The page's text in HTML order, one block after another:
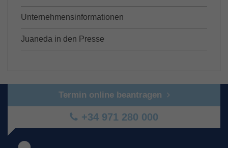
Unternehmensinformationen
Juaneda in den Presse
Termin online beantragen
+34 971 280 000